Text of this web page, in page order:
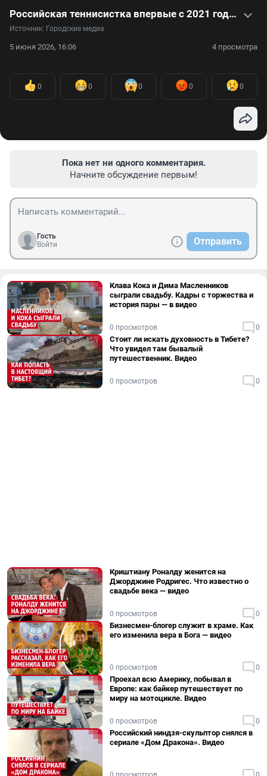
Российская теннисистка впервые с 2021 года в финале «Ролан Гаррос». Карьера Мирры Андреевой — в видео
Источник: Городские медиа
5 июня 2026, 16:06 4 просмотра
0 0 0 0 0
Пока нет ни одного комментария.
Начните обсуждение первым!
Гость
Войти
Отправить
Клава Кока и Дима Масленников
сыграли свадьбу. Кадры с торжества и
история пары — в видео
0 просмотров 0
Стоит ли искать духовность в Тибете?
Что увидел там бывалый
путешественник. Видео
0 просмотров 0
Криштиану Роналду женится на
Джорджине Родригес. Что известно о
свадьбе века — видео
0 просмотров 0
Бизнесмен-блогер служит в храме. Как
его изменила вера в Бога — видео
0 просмотров 0
Проехал всю Америку, побывал в
Европе: как байкер путешествует по
миру на мотоцикле. Видео
0 просмотров 0
Российский ниндзя-скульптор снялся в
сериале «Дом Дракона». Видео